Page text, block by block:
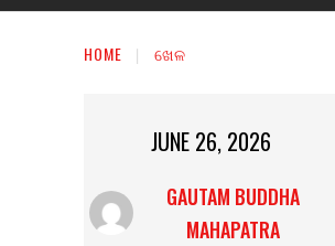
HOME ଖେଳ
JUNE 26, 2026
GAUTAM BUDDHA
MAHAPATRA